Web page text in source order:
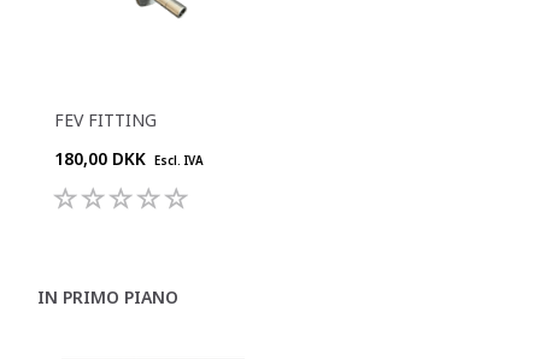
FEV FITTING
180,00 DKK Escl. IVA
IN PRIMO PIANO